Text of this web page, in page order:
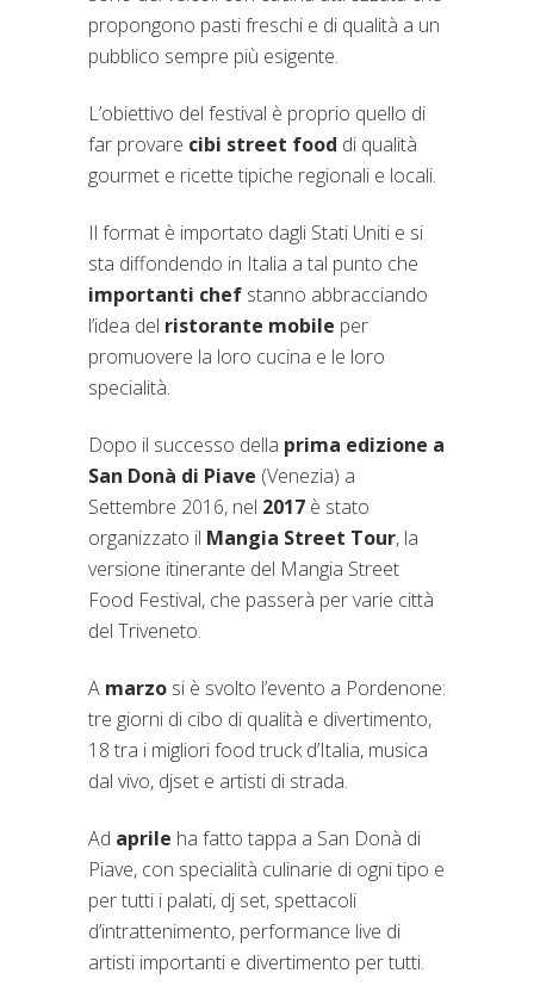
propongono pasti freschi e di qualità a un
pubblico sempre più esigente.
L’obiettivo del festival è proprio quello di
far provare cibi street food di qualità
gourmet e ricette tipiche regionali e locali.
Il format è importato dagli Stati Uniti e si
sta diffondendo in Italia a tal punto che
importanti chef stanno abbracciando
l’idea del ristorante mobile per
promuovere la loro cucina e le loro
specialità.
Dopo il successo della prima edizione a
San Donà di Piave (Venezia) a
Settembre 2016, nel 2017 è stato
organizzato il Mangia Street Tour, la
versione itinerante del Mangia Street
Food Festival, che passerà per varie città
del Triveneto.
A marzo si è svolto l’evento a Pordenone:
tre giorni di cibo di qualità e divertimento,
18 tra i migliori food truck d’Italia, musica
dal vivo, djset e artisti di strada.
Ad aprile ha fatto tappa a San Donà di
Piave, con specialità culinarie di ogni tipo e
per tutti i palati, dj set, spettacoli
d’intrattenimento, performance live di
artisti importanti e divertimento per tutti.